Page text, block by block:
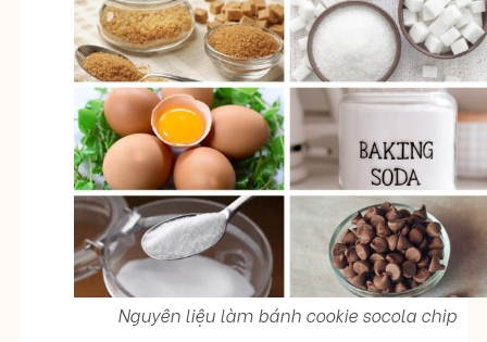
Nguyên liệu làm bánh cookie socola chip